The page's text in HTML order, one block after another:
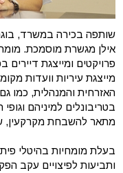
שותפה בכירה במשרד,
אילן מגשרת מוסמכת.
מייצגת עיריות וועדות
האזרחית והמנהלית, כמו
בטריבונלים למיניהם
מתאר להשבחת מקרקעין,
בעלת מומחיות בהיטלי